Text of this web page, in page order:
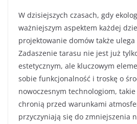
W dzisiejszych czasach, gdy
ważniejszym aspektem każdej
projektowanie domów także
Zadaszenie tarasu nie jest już
estetycznym, ale kluczowym
sobie funkcjonalność i troskę o
nowoczesnym technologiom,
chronią przed warunkami
przyczyniają się do zmniejszenia